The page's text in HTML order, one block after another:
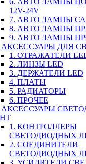
6. АВТО ЛАМПЫ
12V-24V
7. АВТО ЛАМПЫ
8. АВТО ЛАМПЫ
9. АВТО ЛАМПЫ
АКСЕССУАРЫ ДЛЯ
1. ОТРАЖАТЕЛИ
2. ЛИНЗЫ LED
3. ДЕРЖАТЕЛИ LED
4. ПЛАТЫ
5. РАДИАТОРЫ
6. ПРОЧЕЕ
АКСЕССУАРЫ
1. КОНТРОЛЛЕРЫ
СВЕТОДИОДНЫХ
2. СОЕДИНИТЕЛИ
СВЕТОДИОДНЫХ
3. УСИЛИТЕЛИ